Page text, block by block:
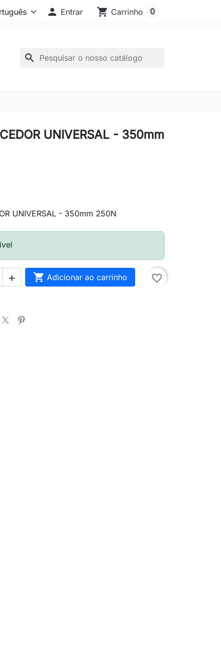
 Entrar shopping_cart Carrinho 0
search
UNIVERSAL - 350mm
UNIVERSAL - 350mm 250N
  Adicionar ao carrinho favorite_border